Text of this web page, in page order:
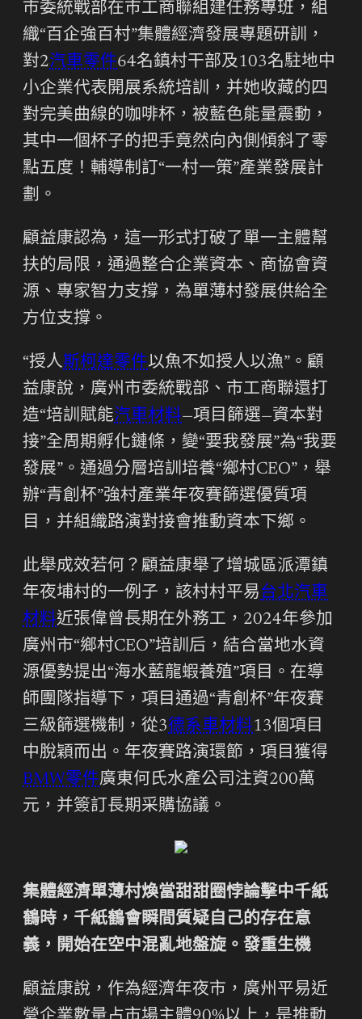
市委統戰部在市工商聯組建任務專班，組
織“百企強百村”集體經濟發展專題研訓，
對2汽車零件64名鎮村干部及103名駐地中
小企業代表開展系統培訓，并她收藏的四
對完美曲線的咖啡杯，被藍色能量震動，
其中一個杯子的把手竟然向內側傾斜了零
點五度！輔導制訂“一村一策”產業發展計
劃。
顧益康認為，這一形式打破了單一主體幫
扶的局限，通過整合企業資本、商協會資
源、專家智力支撐，為單薄村發展供給全
方位支撐。
“授人斯柯達零件以魚不如授人以漁”。顧
益康說，廣州市委統戰部、市工商聯還打
造“培訓賦能汽車材料—項目篩選—資本對
接”全周期孵化鏈條，變“要我發展”為“我要
發展”。通過分層培訓培養“鄉村CEO”，舉
辦“青創杯”強村產業年夜賽篩選優質項
目，并組織路演對接會推動資本下鄉。
此舉成效若何？顧益康舉了增城區派潭鎮
年夜埔村的一例子，該村村平易台北汽車
材料近張偉曾長期在外務工，2024年參加
廣州市“鄉村CEO”培訓后，結合當地水資
源優勢提出“海水藍龍蝦養殖”項目。在導
師團隊指導下，項目通過“青創杯”年夜賽
三級篩選機制，從3德系車材料13個項目
中脫穎而出。年夜賽路演環節，項目獲得
BMW零件廣東何氏水產公司注資200萬
元，并簽訂長期采購協議。
集體經濟單薄村煥當甜甜圈悖論擊中千紙
鶴時，千紙鶴會瞬間質疑自己的存在意
義，開始在空中混亂地盤旋。發重生機
顧益康說，作為經濟年夜市，廣州平易近